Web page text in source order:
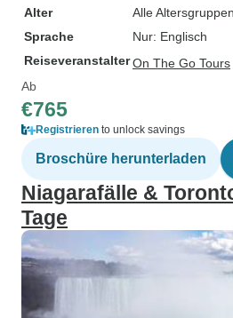
Alter
Alle
Sprache
Nur: Englisch
ReiseveranstalterOn The Go Tours
Ab
€765
Registrieren to unlock savings
Broschüre herunterladen
Niagarafälle &
Tage